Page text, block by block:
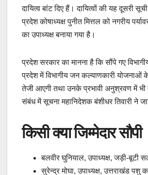
दायित्व बांट दिए हैं। दायित्वों की यह दूसरी
प्रदेश कोषाध्यक्ष पुनीत मित्तल को नगरीय
का उपाध्यक्ष बनाया गया है।
प्रदेश सरकार का मानना है कि सौंपे गए
प्रदेश में विभागीय जन कल्याणकारी योजनाओं
तेजी आएगी तथा उनके प्रभावी अनुश्रवण में भी
संबंध में सूचना महानिदेशक बंशीधर तिवारी ने
किसी क्या जिम्मेदार सौपी
बलवीर घुनियाल, उपाध्यक्ष, जड़ी-बूटी
सुरेन्द्र मोघा, उपाध्यक्ष, उत्तराखंड पशु